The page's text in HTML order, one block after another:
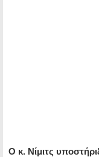
Ο κ. Νίμιτς